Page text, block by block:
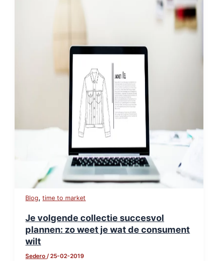
Blog,time to market
Je volgende collectie succesvol
plannen: zo weet je wat de consument
wilt
Sedero /25-02-2019